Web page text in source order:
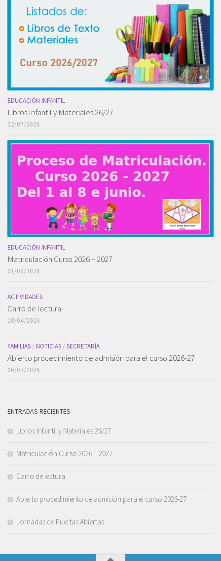
EDUCACIÓN INFANTIL
Libros Infantil y Materiales 26/27
02/07/2026
EDUCACIÓN INFANTIL
Matriculación Curso 2026 – 2027
01/06/2026
ACTIVIDADES
Carro de lectura
18/04/2026
FAMILIAS / NOTICIAS / SECRETARÍA
Abierto procedimiento de admisión para el curso 2026-27
06/03/2026
ENTRADAS RECIENTES
Libros Infantil y Materiales 26/27
Matriculación Curso 2026 – 2027
Carro de lectura
Abierto procedimiento de admisión para el curso 2026-27
Jornadas de Puertas Abiertas